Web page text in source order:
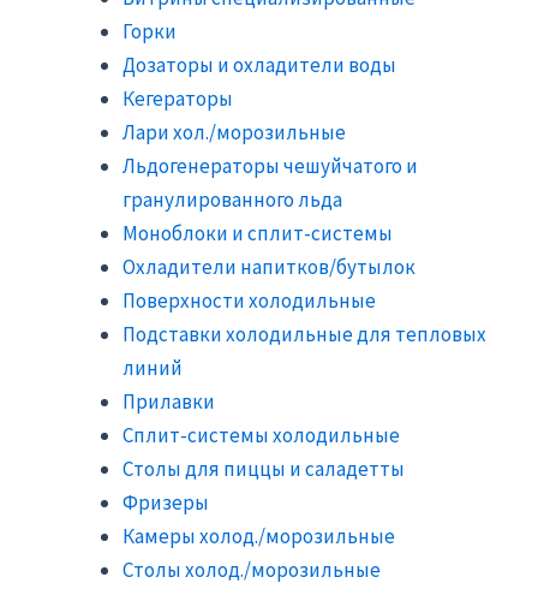
Горки
Дозаторы и охладители воды
Кегераторы
Лари хол./морозильные
Льдогенераторы чешуйчатого и
гранулированного льда
Моноблоки и сплит-системы
Охладители напитков/бутылок
Поверхности холодильные
Подставки холодильные для тепловых
линий
Прилавки
Сплит-системы холодильные
Столы для пиццы и саладетты
Фризеры
Камеры холод./морозильные
Столы холод./морозильные